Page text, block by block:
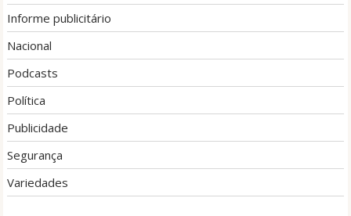
Informe publicitário
Nacional
Podcasts
Política
Publicidade
Segurança
Variedades